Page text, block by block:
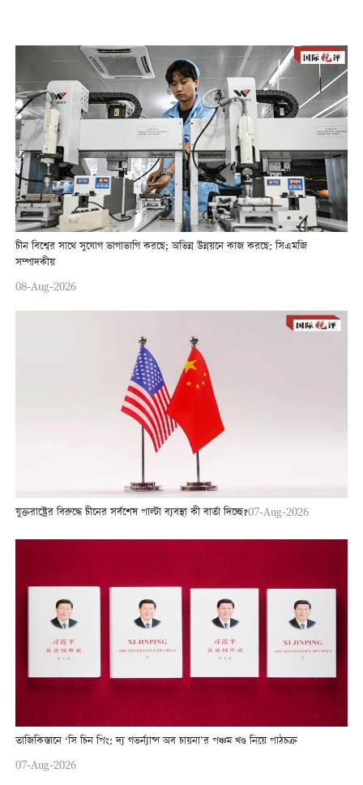
চীন বিশ্বের সাথে সুযোগ ভাগাভাগি করছে; অভিন্ন উন্নয়নে কাজ করছে: সিএমজি
সম্পাদকীয়
08-Aug-2026
যুক্তরাষ্ট্রের বিরুদ্ধে চীনের সর্বশেষ পাল্টা ব্যবস্থা কী বার্তা দিচ্ছে?07-Aug-2026
তাজিকিস্তানে ‘সি চিন পিং: দ্য গভর্ন্যান্স অব চায়না’র পঞ্চম খণ্ড নিয়ে পাঠচক্র
07-Aug-2026